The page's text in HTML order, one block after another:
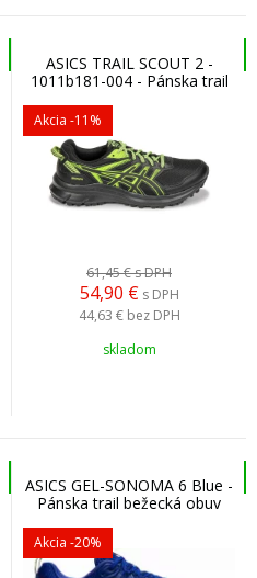
ASICS TRAIL SCOUT 2 -
1011b181-004 - Pánska trail
Akcia -11%
61,45 €s DPH
54,90 € s DPH
44,63 € bez DPH
skladom
ASICS GEL-SONOMA 6 Blue -
Pánska trail bežecká obuv
Akcia -20%